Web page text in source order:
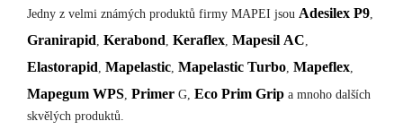
Jedny z velmi známých produktů firmy MAPEI jsou Adesilex P9,
Granirapid, Kerabond, Keraflex, Mapesil AC,
Elastorapid, Mapelastic, Mapelastic Turbo, Mapeflex,
Mapegum WPS, Primer G, Eco Prim Grip a mnoho dalších
skvělých produktů.